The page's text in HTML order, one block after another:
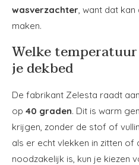
wasverzachter , want dat
maken.
Welke
je dekbed
De fabrikant Zelesta raadt
op 40 graden. Dit is warm
krijgen, zonder de stof of
als er echt vlekken in zitten
noodzakelijk is, kun je kiezen